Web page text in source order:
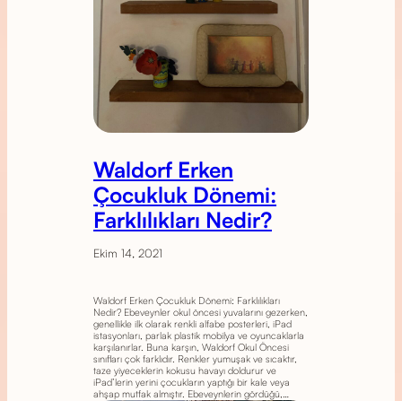
Waldorf Erken
Çocukluk Dönemi:
Farklılıkları Nedir?
Ekim 14, 2021
Waldorf Erken Çocukluk Dönemi: Farklılıkları
Nedir? Ebeveynler okul öncesi yuvalarını gezerken,
genellikle ilk olarak renkli alfabe posterleri, iPad
istasyonları, parlak plastik mobilya ve oyuncaklarla
karşılanırlar. Buna karşın, Waldorf Okul Öncesi
sınıfları çok farklıdır. Renkler yumuşak ve sıcaktır,
taze yiyeceklerin kokusu havayı doldurur ve
iPad’lerin yerini çocukların yaptığı bir kale veya
ahşap mutfak almıştır. Ebeveynlerin gördüğü,…